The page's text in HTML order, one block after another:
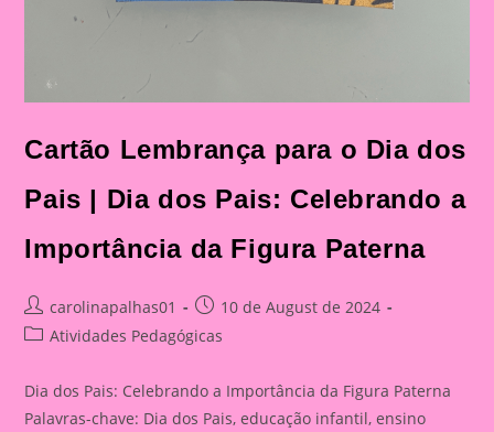
Cartão Lembrança para o Dia dos
Pais | Dia dos Pais: Celebrando a
Importância da Figura Paterna
Post
author:
carolinapalhas01
Post
published:
10 de August de 2024
PostAtividades Pedagógicas
Dia dos Pais: Celebrando a Importância da Figura Paterna
Palavras-chave: Dia dos Pais, educação infantil, ensino